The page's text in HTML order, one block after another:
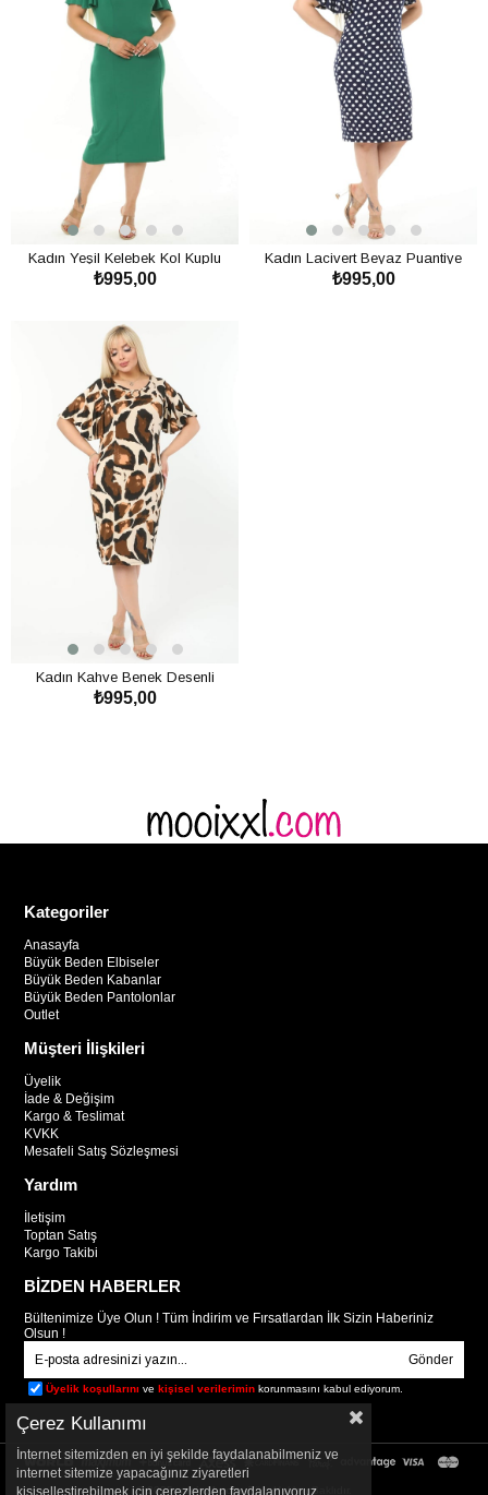
Kadın Yeşil Kelebek Kol Kuplu
Büyük Beden Elbise
₺995,00
Kadın Lacivert Beyaz Puantiye
Desenli Kelebek Kol Kuplu Büyük
₺995,00
Kadın Kahve Benek Desenli
Kelebek Kol Kuplu Büyük Beden
₺995,00
Kategoriler
Anasayfa
Büyük Beden Elbiseler
Büyük Beden Kabanlar
Büyük Beden Pantolonlar
Outlet
Müşteri İlişkileri
Üyelik
İade & Değişim
Kargo & Teslimat
KVKK
Mesafeli Satış Sözleşmesi
Yardım
İletişim
Toptan Satış
Kargo Takibi
BİZDEN HABERLER
Bültenimize Üye Olun ! Tüm İndirim ve Fırsatlardan İlk Sizin Haberiniz
Olsun !
Gönder
Üyelik koşullarını vekişisel verilerimin korunmasını kabul ediyorum.
© 2025mooixxl.com- Tüm Hakları Saklıdır.
Çerez Kullanımı
İnternet sitemizden en iyi şekilde faydalanabilmeniz ve
internet sitemize yapacağınız ziyaretleri
kişiselleştirebilmek için çerezlerden faydalanıyoruz.